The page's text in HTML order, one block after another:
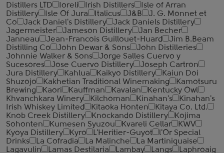
Distillers LTD
Ioreli Irish Distillers
Isle of Arran
Distillery
Isle Of Jura Italicus J&B
J. G. Monnet et
Co
Jack Daniel's Distillery
Jack Daniels Distillery
Jagermeister
Jameson Distillery
Jan Becher
Janneau
Jean-Francois Guillouet-Huard
Jim B.Beam
Distilling Co
John Dewar & Sons
John Distilleries
Johnnie Walker & Sons
Jorge Salles Cuervo y
Sucesores
Jose Cuervo Distillery
Joseph Cartron
Jura Distillery
Kahlua Kaikyo Distillery
Kaiun Doi
Shuzojo
Kakhetian Traditional Winemaking
Kamotsuru
Brewing
Kaori Kauffman Kavalan
Kentucky Owl
Khvanchkara Winery
Kilchoman Kinahan's
Kinahan's
Irish Whiskey Limited
Kitaoka Honten
Kitaya Co. Ltd.
Knob Creek Distillery
Knockando Distillery
Kojima
Sohonten
Kumesen Syuzou Kvareli Cellar
KWV
Kyoya Distillery
Kyro L'Heritier-Guyot
l'Or Special
Drinks
La Cofradia La Malinche
La Martiniquaise
Lagavulin
Lamas Destilaria Lambay Langs
Laphroaig